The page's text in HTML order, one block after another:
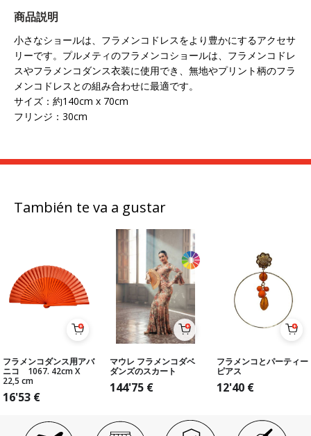
商品説明
小さなショールは、フラメンコドレスをより豊かにするアクセサ
リーです。プルメティのフラメンコショールは、フラメンコドレ
スやフラメンコダンス衣装に使用でき、無地やプリント柄のフラ
メンコドレスとの組み合わせに最適です。
サイズ：約140cm x 70cm
フリンジ：30cm
También te va a gustar
フラメンコダンス用アバ
ニコ 1067. 42cm X
22,5 cm
16'53 €
マウレ フラメンコダベ
ダンズのスカート
144'75 €
フラメンコとパーティー
ピアス
12'40 €